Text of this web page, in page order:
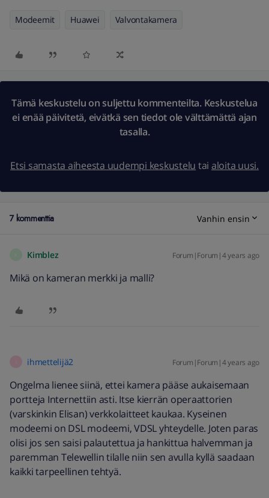
Modeemit Huawei Valvontakamera
Tämä keskustelu on suljettu kommenteilta. Keskustelua
ei enää päivitetä, eivätkä sen tiedot ole välttämättä ajan
tasalla.
Etsi samasta aiheesta uudempi keskustelu tai aloita uusi.
7 kommenttia Vanhin ensin
Kimblez Forum|Forum|4 years ago
Mikä on kameran merkki ja malli?
ihmettelijä2 Forum|Forum|4 years ago
Ongelma lienee siinä, ettei kamera pääse aukaisemaan
portteja Internettiin asti. Itse kierrän operaattorien
(varskinkin Elisan) verkkolaitteet kaukaa. Kyseinen
modeemi on DSL modeemi, VDSL yhteydelle. Joten paras
olisi jos sen saisi palautettua ja hankittua halvemman ja
paremman Telewellin tilalle niin sen avulla kyllä saadaan
kaikki tarpeellinen tehtyä.